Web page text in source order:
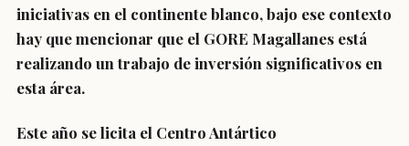
iniciativas en el continente blanco, bajo ese contexto
hay que mencionar que el GORE Magallanes está
realizando un trabajo de inversión significativos en
esta área.
Este año se licita el Centro Antártico